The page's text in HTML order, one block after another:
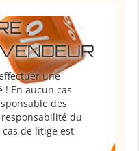
:
une
En aucun cas
des
du
de litige est